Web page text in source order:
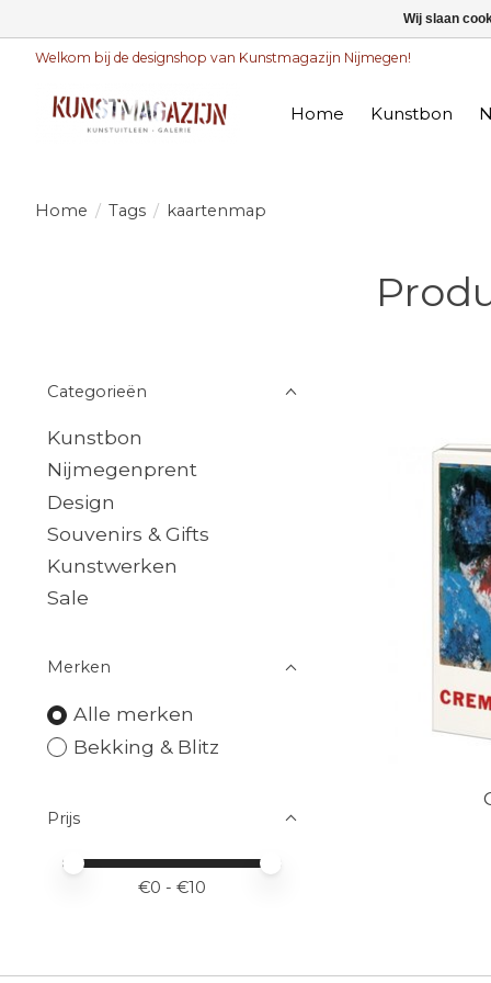
Welkom bij de designshop van Kunstmagazijn Nijmegen!
Home Kunstbon
Home / Tags / kaartenmap
Categorieën
Kunstbon
Nijmegenprent
Design
Souvenirs & Gifts
Kunstwerken
Sale
Merken
Alle merken
Bekking & Blitz
Prijs
Minimale prijswaarde
Price maximum value
€0 - €10
Wij slaan